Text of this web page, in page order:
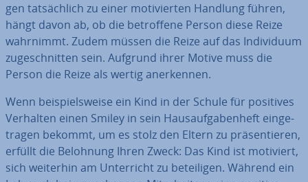
gen tat­säch­lich zu einer mo­ti­vier­ten Handlung führen,
hängt davon ab, ob die be­trof­fe­ne Person diese Reize
wahrnimmt. Zudem müssen die Reize auf das In­di­vi­du­um
zu­ge­schnit­ten sein. Aufgrund ihrer Motive muss die
Person die Reize als wertig an­er­ken­nen.
Wenn bei­spiels­wei­se ein Kind in der Schule für positives
Verhalten einen Smiley in sein Haus­auf­ga­ben­heft ein­ge­
tra­gen bekommt, um es stolz den Eltern zu prä­sen­tie­ren,
erfüllt die Belohnung Ihren Zweck: Das Kind ist motiviert,
sich weiterhin am Un­ter­richt zu be­tei­li­gen. Während ein